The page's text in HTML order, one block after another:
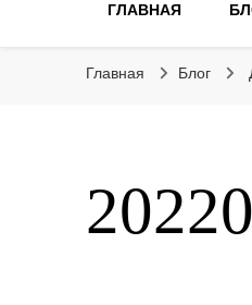
ГЛАВНАЯ
Главная Блог